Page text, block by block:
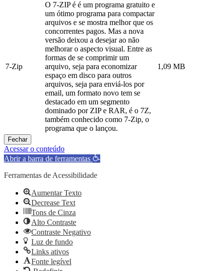
7-Zip
O 7-ZIP é é um programa gratuito e
um ótimo programa para compactar
arquivos e se mostra melhor que os
concorrentes pagos. Mas a nova
versão deixou a desejar ao não
melhorar o aspecto visual. Entre as
formas de se comprimir um
arquivo, seja para economizar
espaço em disco para outros
arquivos, seja para enviá-los por
email, um formato novo tem se
destacado em um segmento
dominado por ZIP e RAR, é o 7Z,
também conhecido como 7-Zip, o
programa que o lançou.
1,09 MB
Fechar
Acessar o conteúdo
Abrir a barra de ferramentas
Ferramentas de Acessibilidade
Aumentar Texto
Decrease Text
Tons de Cinza
Alto Contraste
Contraste Negativo
Luz de fundo
Links ativos
Fonte legível